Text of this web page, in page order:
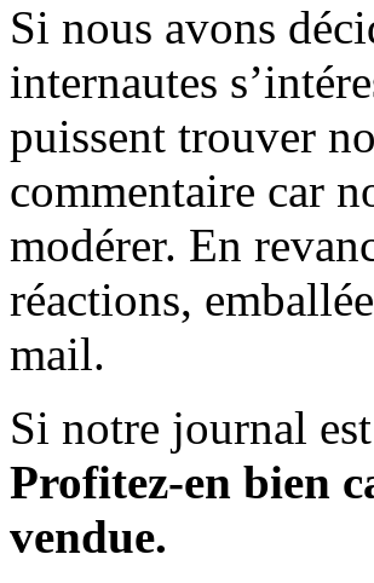
Si nous avons
internautes
puissent trouver
commentaire car
modérer. En
réactions,
mail.
Si notre journal
Profitez-en bien
vendue.